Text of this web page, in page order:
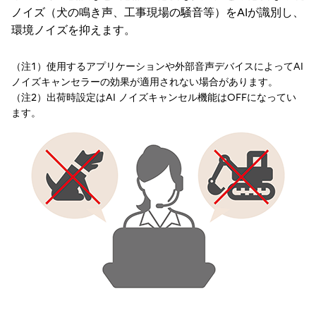
ノイズ（犬の鳴き声、工事現場の騒音等）をAIが識別し、
環境ノイズを抑えます。
（注1）使用するアプリケーションや外部音声デバイスによってAI
ノイズキャンセラーの効果が適用されない場合があります。
（注2）出荷時設定はAI ノイズキャンセル機能はOFFになってい
ます。